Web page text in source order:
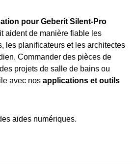
pour Geberit Silent-Pro
aident de manière fiable les
les planificateurs et les architectes
Commander des pièces de
projets de salle de bains ou
avec nos applications et outils
aides numériques.